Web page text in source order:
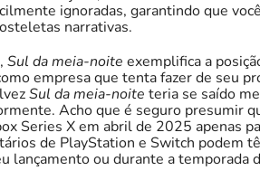
ignoradas, garantindo que
narrativas.
Sul da meia-noite exemplifica a
empresa que tenta fazer de seu
Sul da meia-noite teria se saído
Acho que é seguro presumir
Series X em abril de 2025 apenas
de PlayStation e Switch podem
lançamento ou durante a temporada